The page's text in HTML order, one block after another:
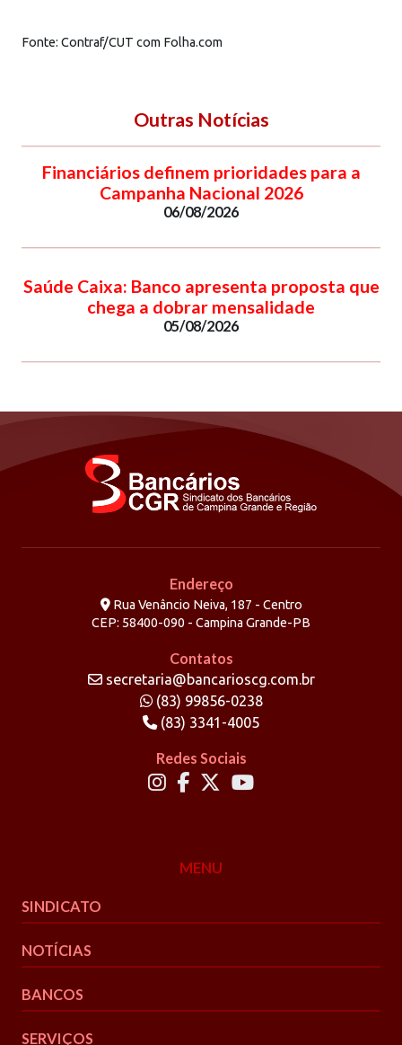
Fonte: Contraf/CUT com Folha.com
Outras Notícias
Financiários definem prioridades para a
Campanha Nacional 2026
06/08/2026
Saúde Caixa: Banco apresenta proposta que
chega a dobrar mensalidade
05/08/2026
Endereço
Rua Venâncio Neiva, 187 - Centro
CEP: 58400-090 - Campina Grande-PB
Contatos
secretaria@bancarioscg.com.br
(83) 99856-0238
(83) 3341-4005
Redes Sociais
MENU
SINDICATO
NOTÍCIAS
BANCOS
SERVIÇOS